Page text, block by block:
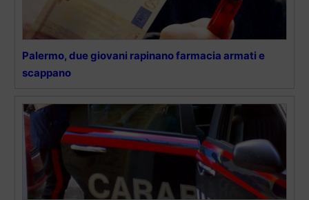
Palermo, due giovani rapinano farmacia armati e
scappano